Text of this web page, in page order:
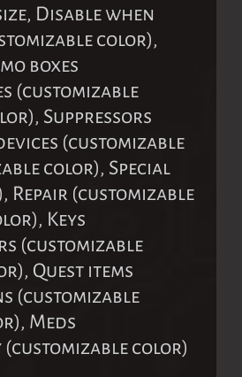
Disable when
color),
boxes
(customizable
Suppressors
(customizable
color), Special
Repair (customizable
Keys
(customizable
Quest items
(customizable
Meds
color)